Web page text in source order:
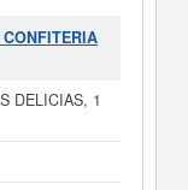
DELICIAS, 1